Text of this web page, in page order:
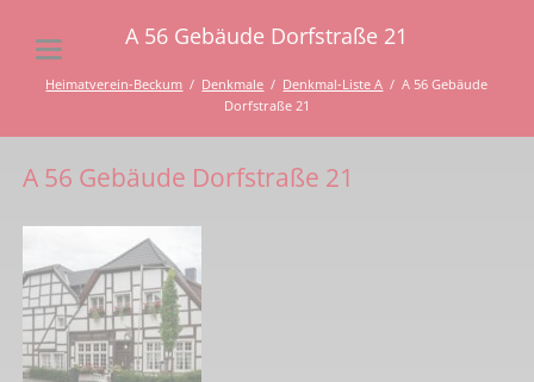
A 56 Gebäude Dorfstraße 21
Heimatverein-Beckum Denkmale Denkmal-Liste A
A 56 Gebäude
Dorfstraße 21
A 56 Gebäude Dorfstraße 21